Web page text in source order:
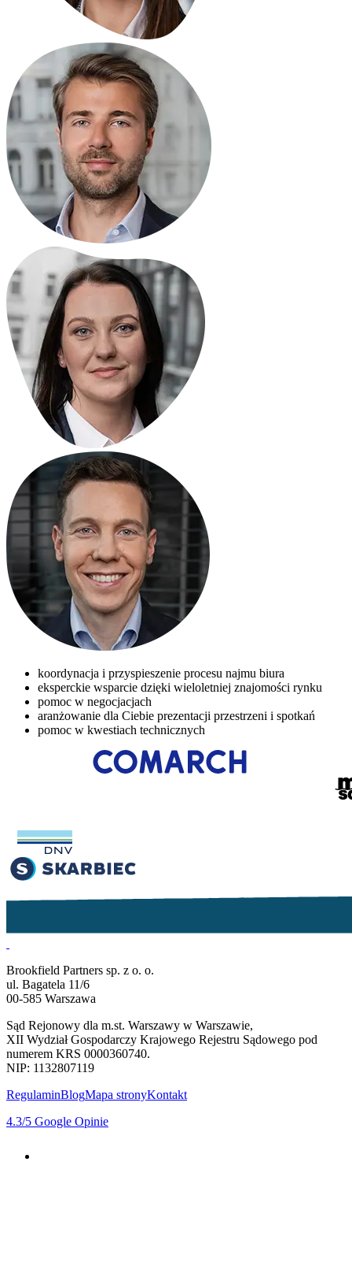
koordynacja i przyspieszenie procesu najmu biura
eksperckie wsparcie dzięki wieloletniej znajomości rynku
pomoc w negocjacjach
aranżowanie dla Ciebie prezentacji przestrzeni i spotkań
pomoc w kwestiach technicznych
Brookfield Partners sp. z o. o.
ul. Bagatela 11/6
00-585 Warszawa
Sąd Rejonowy dla m.st. Warszawy w Warszawie,
XII Wydział Gospodarczy Krajowego Rejestru Sądowego pod
numerem KRS 0000360740.
NIP: 1132807119
RegulaminBlogMapa stronyKontakt
4.3/5 Google Opinie